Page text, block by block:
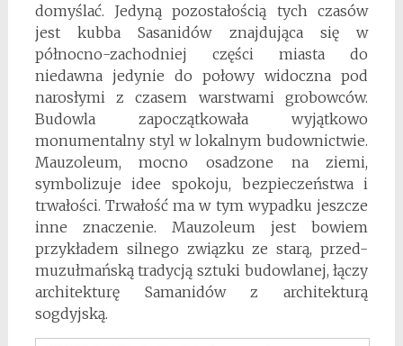
domyślać. Jedyną pozostałością tych czasów
jest kubba Sasanidów znajdująca się w
północno-zachodniej części miasta do
niedawna jedynie do połowy widoczna pod
narosłymi z czasem warstwami gro­bowców.
Budowla zapoczątkowała wyjątkowo
monumentalny styl w lokalnym budownictwie.
Mauzoleum, mocno osadzone na ziemi,
symbolizuje idee spoko­ju, bezpieczeństwa i
trwałości. Trwałość ma w tym wypadku jeszcze
inne znaczenie. Mauzoleum jest bowiem
przykładem silnego związku ze starą, przed-
muzułmańską tradycją sztuki budowlanej, łączy
architek­turę Samanidów z architekturą
sogdyjską.